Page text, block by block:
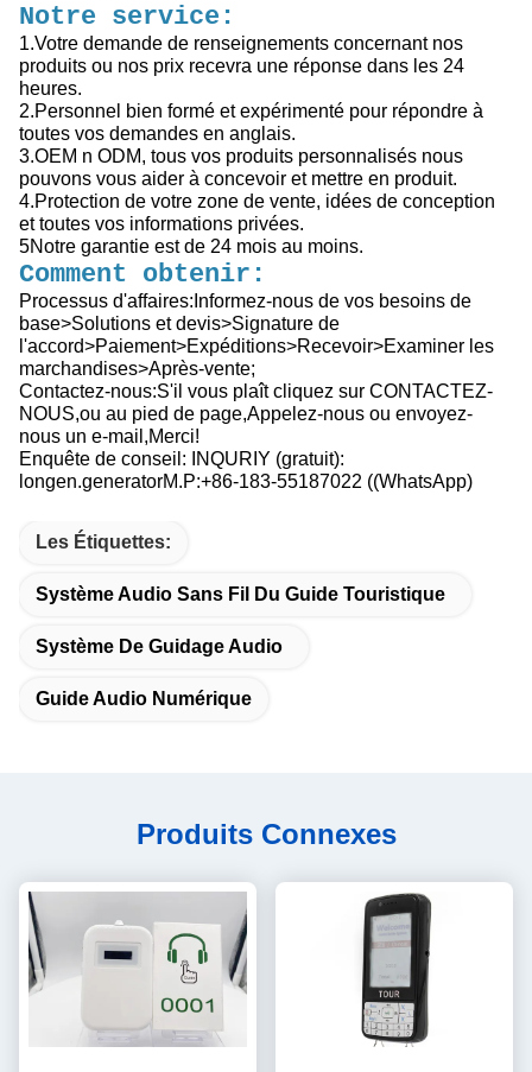
Notre service:
1.Votre demande de renseignements concernant nos
produits ou nos prix recevra une réponse dans les 24
heures.
2.Personnel bien formé et expérimenté pour répondre à
toutes vos demandes en anglais.
3.OEM n ODM, tous vos produits personnalisés nous
pouvons vous aider à concevoir et mettre en produit.
4.Protection de votre zone de vente, idées de conception
et toutes vos informations privées.
5Notre garantie est de 24 mois au moins.
Comment obtenir:
Processus d'affaires:Informez-nous de vos besoins de
base>Solutions et devis>Signature de
l'accord>Paiement>Expéditions>Recevoir>Examiner les
marchandises>Après-vente;
Contactez-nous:S'il vous plaît cliquez sur CONTACTEZ-
NOUS,ou au pied de page,Appelez-nous ou envoyez-
nous un e-mail,Merci!
Enquête de conseil: INQURIY (gratuit):
longen.generatorM.P:+86-183-55187022 ((WhatsApp)
Les Étiquettes:
Système Audio Sans Fil Du Guide Touristique
Système De Guidage Audio
Guide Audio Numérique
Produits Connexes